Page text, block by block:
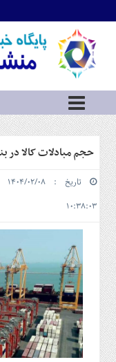
اطلاعات
تماس
ما
درباره
ما
سرویس
ها
بازار
سرمایه
و
بورس
مسکن
و
شهری
گاز
و
پتروشیمی
حجم مبادلات کالا در
۱۰:۳۸:۰۳